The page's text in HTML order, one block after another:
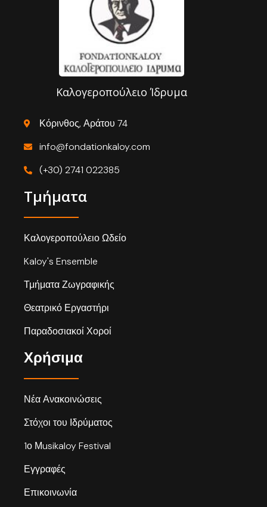
Καλογεροπούλειο Ίδρυμα
Κόρινθος, Αράτου 74
info@fondationkaloy.com
(+30) 2741 022385
Τμήματα
Καλογεροπούλειο Ωδείο
Kaloy's Ensemble
Τμήματα Ζωγραφικής
Θεατρικό Εργαστήρι
Παραδοσιακοί Χοροί
Χρήσιμα
Νέα Ανακοινώσεις
Στόχοι του Ιδρύματος
1ο Μusikaloy Festival
Εγγραφές
Επικοινωνία